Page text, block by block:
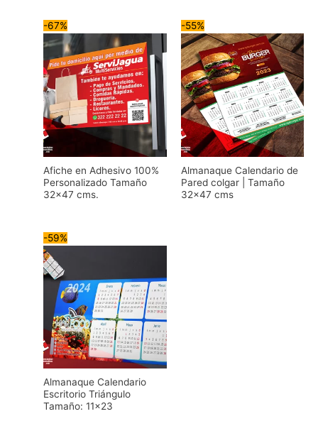
-67%
Afiche en Adhesivo 100%
Personalizado Tamaño
32×47 cms.
-55%
Almanaque Calendario de
Pared colgar | Tamaño
32×47 cms
-59%
Almanaque Calendario
Escritorio Triángulo
Tamaño: 11×23